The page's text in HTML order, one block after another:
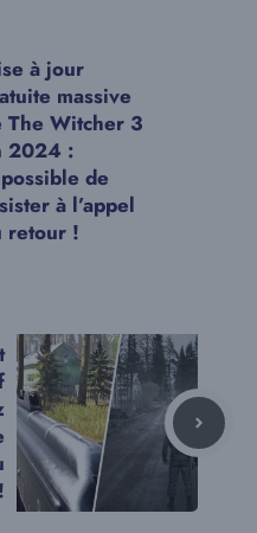
à jour
massive
The Witcher 3
2024 :
de
à l’appel
retour !